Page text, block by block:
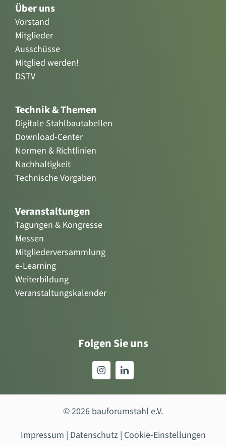
Über uns
Vorstand
Mitglieder
Ausschüsse
Mitglied werden!
DSTV
Technik & Themen
Digitale Stahlbautabellen
Download-Center
Normen & Richtlinien
Nachhaltigkeit
Technische Vorgaben
Veranstaltungen
Tagungen & Kongresse
Messen
Mitgliederversammlung
e-Learning
Weiterbildung
Veranstaltungskalender
Folgen Sie uns
© 2026 bauforumstahl e.V.
Impressum | Datenschutz| Cookie-Einstellungen